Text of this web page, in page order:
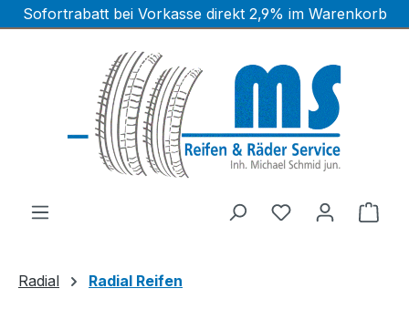
Zum Hauptinhalt springen
Sofortrabatt bei Vorkasse direkt 2,9% im Warenkorb
Radial Radial Reifen